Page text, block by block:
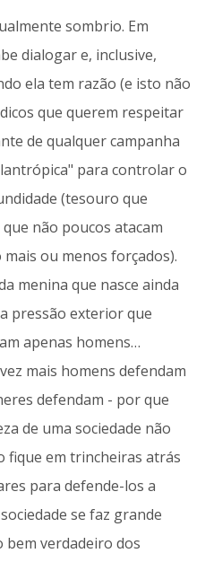
sombrio. Em
dialogar e, inclusive,
ela tem razão (e isto não
que querem respeitar
de qualquer campanha
para controlar o
(tesouro que
não poucos atacam
ou menos forçados).
menina que nasce ainda
pressão exterior que
apenas homens…
mais homens defendam
defendam - por que
de uma sociedade não
fique em trincheiras atrás
para defende-los a
se faz grande
bem verdadeiro dos